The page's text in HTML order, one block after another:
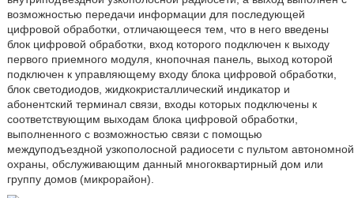
возможностью передачи информации для последующей
цифровой обработки, отличающееся тем, что в него введены
блок цифровой обработки, вход которого подключен к выходу
первого приемного модуля, кнопочная панель, выход которой
подключен к управляющему входу блока цифровой обработки,
блок светодиодов, жидкокристаллический индикатор и
абонентский терминал связи, входы которых подключены к
соответствующим выходам блока цифровой обработки,
выполненного с возможностью связи с помощью
междуподъездной узкополосной радиосети с пультом автономной
охраны, обслуживающим данный многоквартирный дом или
группу домов (микрорайон).